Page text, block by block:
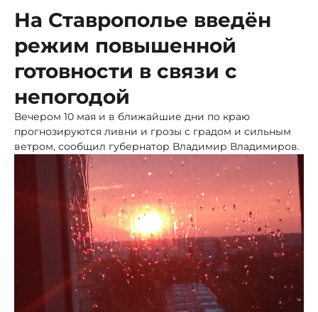
На Ставрополье введён
режим повышенной
готовности в связи с
непогодой
Вечером 10 мая и в ближайшие дни по краю
прогнозируются ливни и грозы с градом и сильным
ветром, сообщил губернатор Владимир Владимиров.